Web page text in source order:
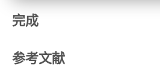
完成
参考文献